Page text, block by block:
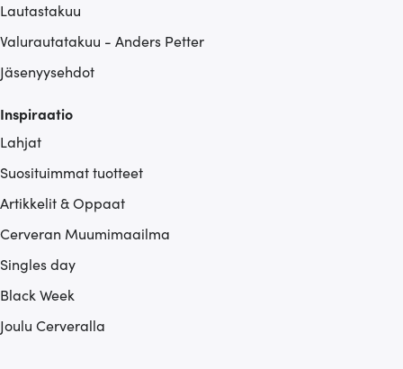
Lautastakuu
Valurautatakuu - Anders Petter
Jäsenyysehdot
Inspiraatio
Lahjat
Suosituimmat tuotteet
Artikkelit & Oppaat
Cerveran Muumimaailma
Singles day
Black Week
Joulu Cerveralla